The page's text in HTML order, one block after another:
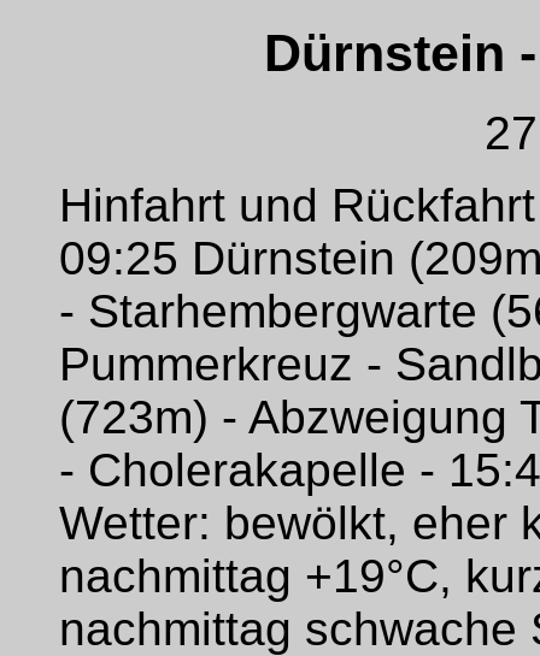
Dürnstein
Hinfahrt und
09:25 Dürnstein
- Starhembergwarte
Pummerkreuz -
(723m) - Abzweigung
- Cholerakapelle -
Wetter: bewölkt, eher
nachmittag +19°C,
nachmittag schwache